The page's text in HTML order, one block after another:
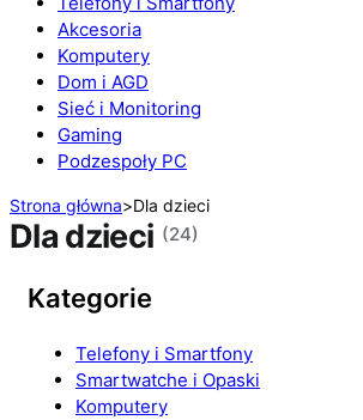
Akcesoria
Komputery
Dom i AGD
Sieć i Monitoring
Gaming
Podzespoły PC
Strona główna>Dla dzieci
Dla dzieci (24)
Kategorie
Telefony i Smartfony
Smartwatche i Opaski
Komputery